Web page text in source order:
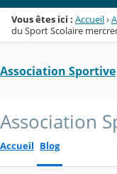
Vous êtes ici : Accueil›
du Sport Scolaire
Association Sportive
Association
Accueil Blog